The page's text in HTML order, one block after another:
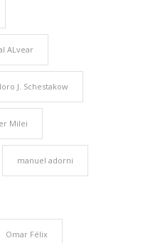
ALvear
J. Schestakow
Milei
manuel adorni
Omar Félix